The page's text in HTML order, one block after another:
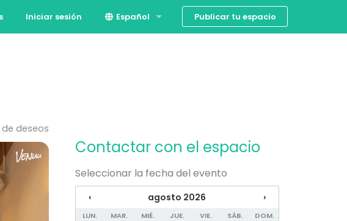
Iniciar sesión Español Publicar tu espacio
deseos
Contactar con el espacio
Seleccionar la fecha del evento
‹ agosto 2026 ›
LUN. MAR. MIÉ. JUE. VIE. SÁB. DOM.